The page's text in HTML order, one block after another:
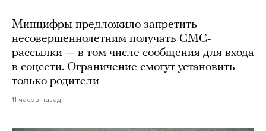
Минцифры предложило запретить
несовершеннолетним получать СМС-
рассылки — в том числе сообщения для входа
в соцсети. Ограничение смогут установить
только родители
11 часов назад